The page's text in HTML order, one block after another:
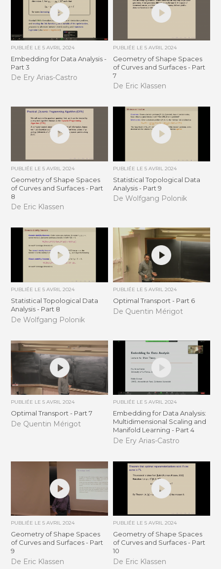
PUBLIÉE LE5 AVRIL 2024
Embedding for Data Analysis -
Part 3
De Ery Arias-Castro
PUBLIÉE LE 5 AVRIL 2024
Geometry of Shape Spaces
of Curves and Surfaces - Part
7
De Eric Klassen
PUBLIÉE LE5 AVRIL 2024
Geometry of Shape Spaces
of Curves and Surfaces - Part
8
De Eric Klassen
PUBLIÉE LE 5 AVRIL 2024
Statistical Topological Data
Analysis - Part 9
De Wolfgang Polonik
PUBLIÉE LE5 AVRIL 2024
Statistical Topological Data
Analysis - Part 8
De Wolfgang Polonik
PUBLIÉE LE 5 AVRIL 2024
Optimal Transport - Part 6
De Quentin Mérigot
PUBLIÉE LE5 AVRIL 2024
Optimal Transport - Part 7
De Quentin Mérigot
PUBLIÉE LE 5 AVRIL 2024
Embedding for Data Analysis:
Multidimensional Scaling and
Manifold Learning - Part 4
De Ery Arias-Castro
PUBLIÉE LE5 AVRIL 2024
Geometry of Shape Spaces
of Curves and Surfaces - Part
9
De Eric Klassen
PUBLIÉE LE 5 AVRIL 2024
Geometry of Shape Spaces
of Curves and Surfaces - Part
10
De Eric Klassen